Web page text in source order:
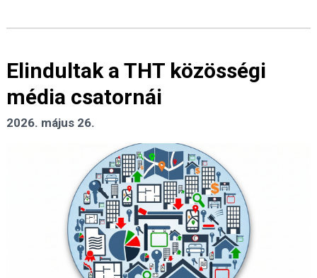
Elindultak a THT közösségi
média csatornái
2026. május 26.